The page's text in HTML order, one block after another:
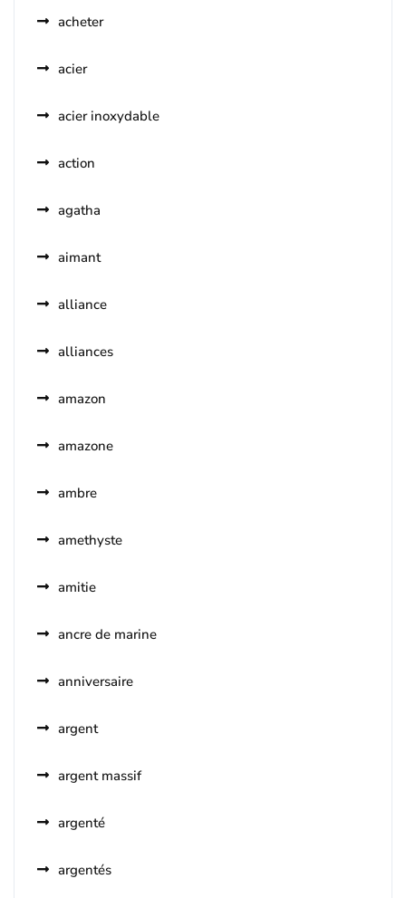
acheter
acier
acier inoxydable
action
agatha
aimant
alliance
alliances
amazon
amazone
ambre
amethyste
amitie
ancre de marine
anniversaire
argent
argent massif
argenté
argentés